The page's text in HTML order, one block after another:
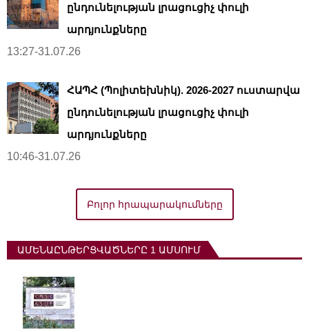
ընդունելության լրացուցիչ փուլի
արդյունքները
13:27-31.07.26
ՀԱՊՀ (Պոլիտեխնիկ). 2026-2027 ուստարվա
ընդունելության լրացուցիչ փուլի
արդյունքները
10:46-31.07.26
Բոլոր հրապարակումները
ԱՄԵՆԱԸՆԹԵՐՑՎԱԾՆԵՐԸ 1 ԱՄՍՈՒՄ